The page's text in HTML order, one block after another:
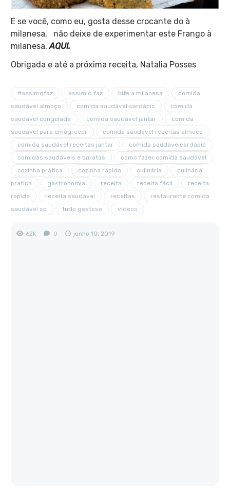
E se você, como eu, gosta desse crocante do à
milanesa, não deixe de experimentar este Frango à
milanesa,AQUI.
Obrigada e até a próxima receita, Natalia Posses
#assimqfaz assim q faz bife a milanesa
comida
saudável almoço
comida saudável cardápio
comida
saudável congelada
comida saudável jantar
comida
saudável para emagrecer
comida saudável receitas almoço
comida saudável receitas jantar
comida saudávelcardápio
comidas saudáveis e baratas
como fazer comida saudável
cozinha prática
cozinha rápida culinária
culinária
pratica
gastronomia receita receita fácil
receita
rapida
receita saudavel receitas
restaurante comida
saudável sp
tudo gostoso videos
62k 0 junho 10, 2019